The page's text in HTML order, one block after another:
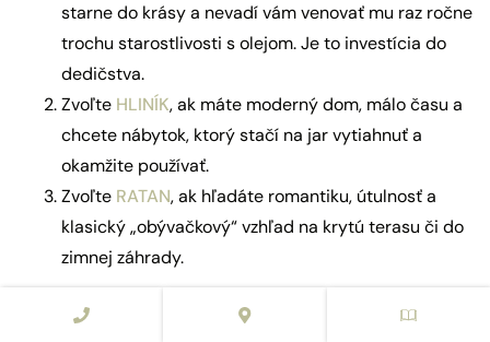
starne do krásy a nevadí vám venovať mu raz ročne
trochu starostlivosti s olejom. Je to investícia do
dedičstva.
Zvoľte HLINÍK, ak máte moderný dom, málo času a
chcete nábytok, ktorý stačí na jar vytiahnuť a
okamžite používať.
Zvoľte RATAN, ak hľadáte romantiku, útulnosť a
klasický „obývačkový“ vzhľad na krytú terasu či do
zimnej záhrady.
Často kladené otázky o materiáloch